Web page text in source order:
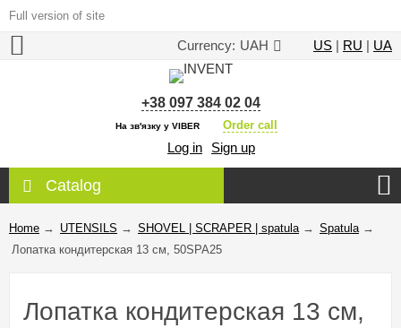
Full version of site
Currency: UAH US | RU | UA
+38 097 384 02 04
На зв'язку у VIBER Order call
Log in Sign up
Catalog
Home → UTENSILS → SHOVEL | SCRAPER | spatula→ Spatula→
Лопатка кондитерская 13 см, 50SPA25
Лопатка кондитерская 13 см,